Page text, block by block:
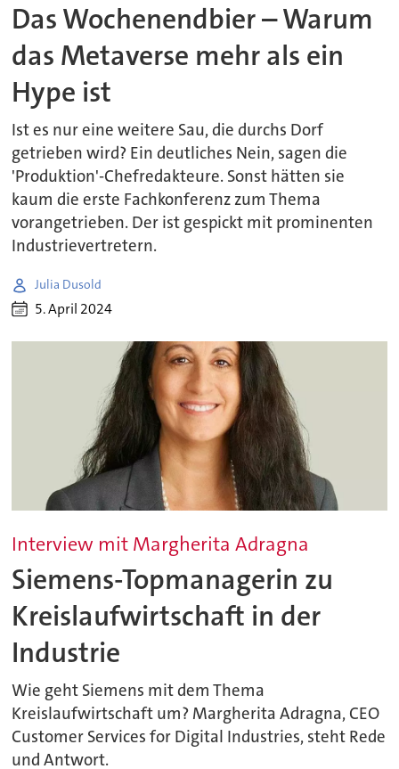
Das Wochenendbier – Warum
das Metaverse mehr als ein
Hype ist
Ist es nur eine weitere Sau, die durchs Dorf
getrieben wird? Ein deutliches Nein, sagen die
'Produktion'-Chefredakteure. Sonst hätten sie
kaum die erste Fachkonferenz zum Thema
vorangetrieben. Der ist gespickt mit prominenten
Industrievertretern.
Julia Dusold
5. April 2024
Interview mit Margherita Adragna
Siemens-Topmanagerin zu
Kreislaufwirtschaft in der
Industrie
Wie geht Siemens mit dem Thema
Kreislaufwirtschaft um? Margherita Adragna, CEO
Customer Services for Digital Industries, steht Rede
und Antwort.